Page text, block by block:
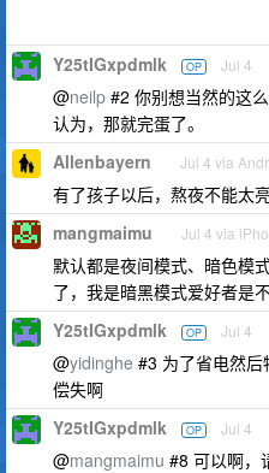
Y25tIGxpdmlk OP Jul 4
@neilp #2 你别想当然的这
认为，那就完蛋了。
Allenbayern Jul 4 via
有了孩子以后，熬夜不能太
mangmaimu Jul 4 via
默认都是夜间模式、暗色模
了，我是暗黑模式爱好者是
Y25tIGxpdmlk OP Jul 4
@yidinghe #3 为了省电然
偿失啊
Y25tIGxpdmlk OP Jul 4
@mangmaimu #8 可以啊，